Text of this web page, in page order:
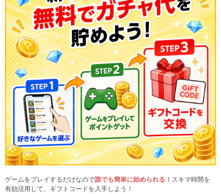
ゲームをプレイするだけなので誰でも簡単に始められる！ スキマ時間を
有効活用して、ギフトコードを入手しよう！